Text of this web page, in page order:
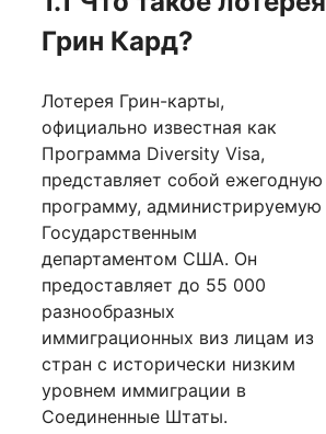
Грин Кард?
Лотерея Грин-карты,
официально известная как
Программа Diversity Visa,
представляет собой ежегодную
программу, администрируемую
Государственным
департаментом США. Он
предоставляет до 55 000
разнообразных
иммиграционных виз лицам из
стран с исторически низким
уровнем иммиграции в
Соединенные Штаты.